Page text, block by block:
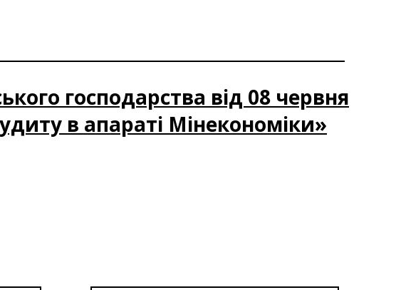
господарства від 08 червня
в апараті Мінекономіки»